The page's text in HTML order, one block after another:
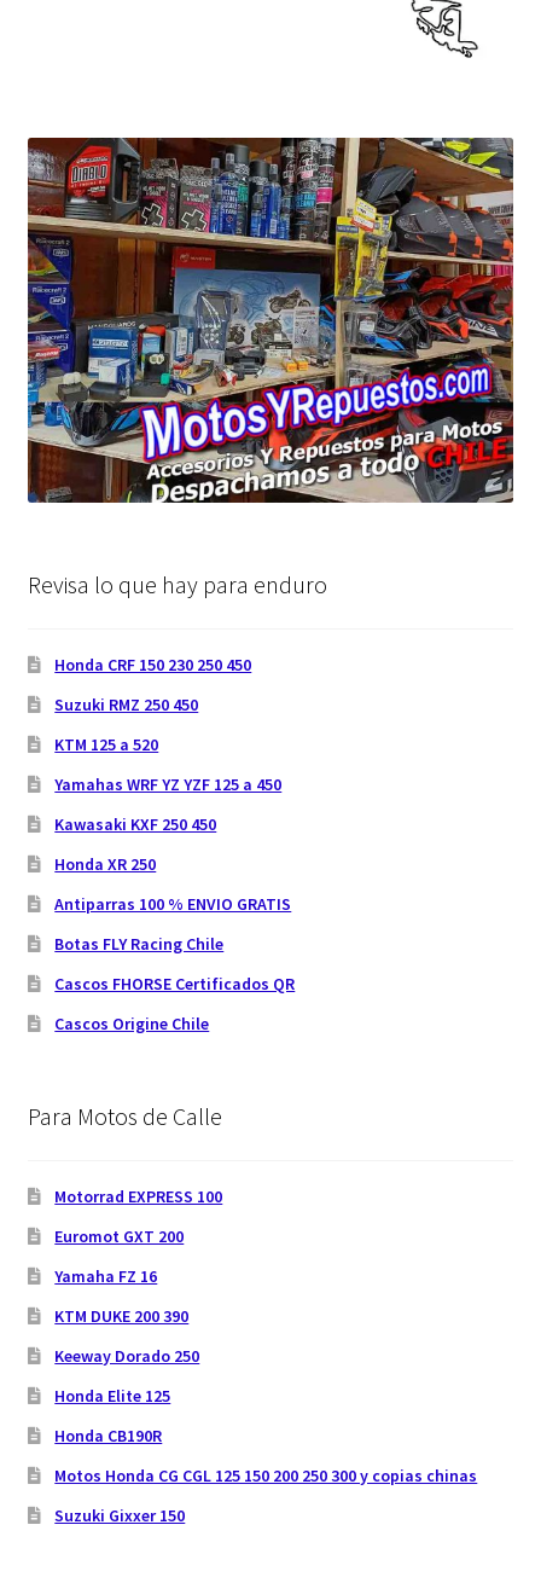
Revisa lo que hay para enduro
Honda CRF 150 230 250 450
Suzuki RMZ 250 450
KTM 125 a 520
Yamahas WRF YZ YZF 125 a 450
Kawasaki KXF 250 450
Honda XR 250
Antiparras 100 % ENVIO GRATIS
Botas FLY Racing Chile
Cascos FHORSE Certificados QR
Cascos Origine Chile
Para Motos de Calle
Motorrad EXPRESS 100
Euromot GXT 200
Yamaha FZ 16
KTM DUKE 200 390
Keeway Dorado 250
Honda Elite 125
Honda CB190R
Motos Honda CG CGL 125 150 200 250 300 y copias chinas
Suzuki Gixxer 150